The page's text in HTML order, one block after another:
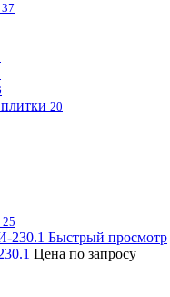
37
20
25
Быстрый просмотр
Цена по запросу